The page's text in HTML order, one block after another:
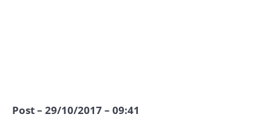
Post – 29/10/2017 – 09:41